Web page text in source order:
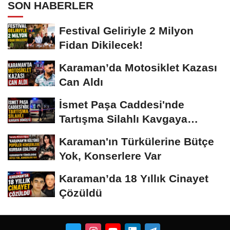
SON HABERLER
Festival Geliriyle 2 Milyon
Fidan Dikilecek!
Karaman’da Motosiklet Kazası
Can Aldı
İsmet Paşa Caddesi'nde
Tartışma Silahlı Kavgaya
Karaman'ın Türkülerine Bütçe
Yok, Konserlere Var
Karaman’da 18 Yıllık Cinayet
Çözüldü